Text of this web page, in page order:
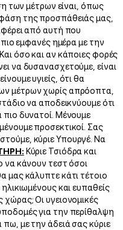
των μέτρων είναι, όπως
της προσπάθειάς μας,
από αυτή που
πιο εμφανές ημέρα με την
όσο και αν κάποιες φορές
να δυσανασχετούμε, είναι
υγιείς, ότι θα
μέτρων χωρίς απρόοπτα,
να αποδεικνύουμε ότι
πιο δυνατοί. Μένουμε
προσεκτικοί. Σας
κύριε Υπουργέ. Να
Κύριε Τσιόδρα και
να κάνουν τεστ όσοι
μας κάλυπτε κάτι τέτοιο
και ευπαθείς
Οι υγειονομικές
για την περίθαλψη
πω, με την άδειά σας κύριε